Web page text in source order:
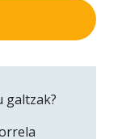
galtzak?